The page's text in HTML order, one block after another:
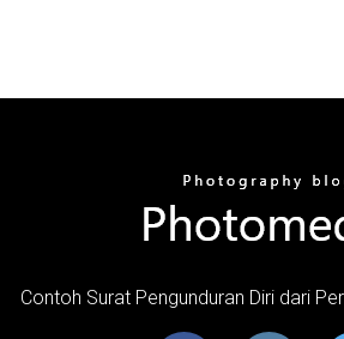
Contoh Surat Pengunduran Diri dari